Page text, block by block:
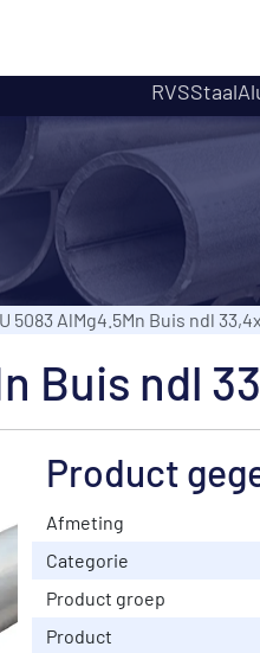
RVSStaal
5083 AlMg4.5Mn Buis ndl
Buis ndl
Product
Afmeting
Categorie
Product groep
Product